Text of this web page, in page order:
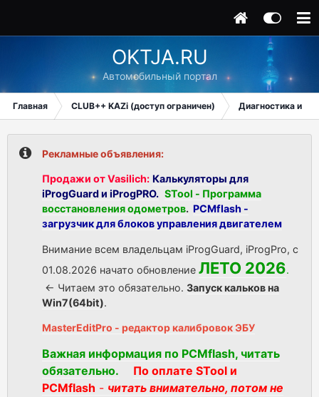
OKTJA.RU
Автомобильный портал
Главная CLUB++ KAZi (доступ ограничен) Диагностика и
Рекламные объявления:
Продажи от Vasilich: Калькуляторы для
iProgGuard и iProgPRO. STool - Программа
восстановления одометров. PCMflash -
загрузчик для блоков управления двигателем
Внимание всем владельцам iProgGuard, iProgPro, с
01.08.2026 начато обновление ЛЕТО 2026.
<- Читаем это обязательно. Запуск кальков на
Win7(64bit).
MasterEditPro - редактор калибровок ЭБУ
Важная информация по PCMflash, читать
обязательно.
По оплате STool и
PCMflash - читать внимательно, потом не